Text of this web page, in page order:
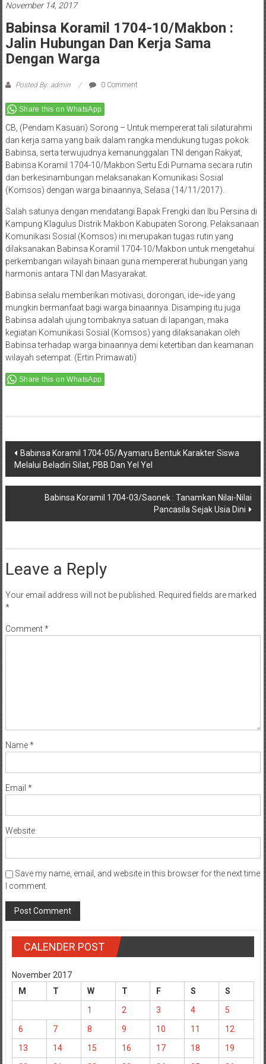
November 14, 2017
Babinsa Koramil 1704-10/Makbon :
Jalin Hubungan Dan Kerja Sama
Dengan Warga
Posted By: admin 0 Comment
Share this on WhatsApp
CB, (Pendam Kasuari) Sorong – Untuk mempererat tali silaturahmi
dan kerja sama yang baik dalam rangka mendukung tugas pokok
Babinsa, serta terwujudnya kemanunggalan TNI dengan Rakyat,
Babinsa Koramil 1704-10/Makbon Sertu Edi Purnama secara rutin
dan berkesinambungan melaksanakan Komunikasi Sosial
(Komsos) dengan warga binaannya, Selasa (14/11/2017).
Salah satunya dengan mendatangi Bapak Frengki dan Ibu Persina di
Kampung Klagulus Distrik Makbon Kabupaten Sorong. Pelaksanaan
Komunikasi Sosial (Komsos) ini merupakan tugas rutin yang
dilaksanakan Babinsa Koramil 1704-10/Makbon untuk mengetahui
perkembangan wilayah binaan guna mempererat hubungan yang
harmonis antara TNI dan Masyarakat.
Babinsa selalu memberikan motivasi, dorongan, ide~ide yang
mungkin bermanfaat bagi warga binaannya. Disamping itu juga
Babinsa adalah ujung tombaknya satuan di lapangan, maka
kegiatan Komunikasi Sosial (Komsos) yang dilaksanakan oleh
Babinsa terhadap warga binaannya demi ketertiban dan keamanan
wilayah setempat. (Ertin Primawati)
Share this on WhatsApp
Post
navigation
Babinsa Koramil 1704-05/Ayamaru Bentuk Karakter Siswa
Melalui Beladiri Silat, PBB Dan Yel Yel
Babinsa Koramil 1704-03/Saonek : Tanamkan Nilai-Nilai
Pancasila Sejak Usia Dini
Leave a Reply
Your email address will not be published. Required fields are marked
*
Comment*
Name*
Email *
Website
Save my name, email, and website in this browser for the next time
I comment.
CALENDER POST
November 2017
M
T W T F S
S
1
2 3 4
5
6
7 8 9 10 11
12
13
14 15 16 17 18
19